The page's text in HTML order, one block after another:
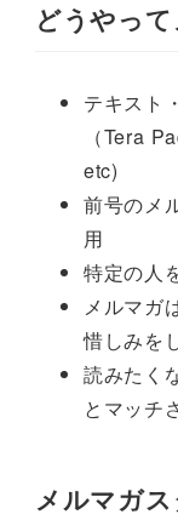
どうやっ
テキスト
（Tera
etc)
前号のメ
用
特定の人
メルマガ
惜しみを
読みたく
とマッチ
メルマガ